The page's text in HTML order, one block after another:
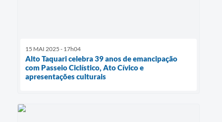
15 MAI 2025 - 17h04
Alto Taquari celebra 39 anos de emancipação
com Passeio Ciclístico, Ato Cívico e
apresentações culturais